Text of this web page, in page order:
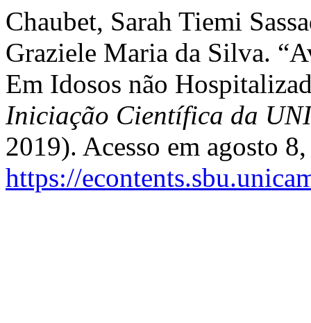
Chaubet, Sarah Tiemi
Graziele Maria da Silva.
Em Idosos não
Iniciação Científica da
2019). Acesso em agosto
https://